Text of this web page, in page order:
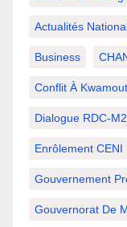
Actualités
Business
Conflit À
Dialogue RDC-
Enrôlement CENI
Gouvernement
Gouvernorat De